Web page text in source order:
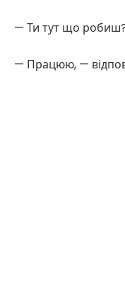
— Ти тут що
— Працюю, —